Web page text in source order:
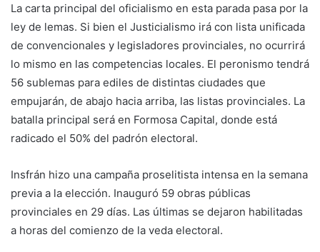
La carta principal del oficialismo en esta parada pasa por la
ley de lemas. Si bien el Justicialismo irá con lista unificada
de convencionales y legisladores provinciales, no ocurrirá
lo mismo en las competencias locales. El peronismo tendrá
56 sublemas para ediles de distintas ciudades que
empujarán, de abajo hacia arriba, las listas provinciales. La
batalla principal será en Formosa Capital, donde está
radicado el 50% del padrón electoral.
Insfrán hizo una campaña proselitista intensa en la semana
previa a la elección. Inauguró 59 obras públicas
provinciales en 29 días. Las últimas se dejaron habilitadas
a horas del comienzo de la veda electoral.